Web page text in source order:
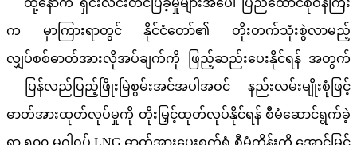
က မှာကြားရာတွင် နိုင်ငံတော်၏ တိုးတက်သုံးစွဲလာမည့်
လျှပ်စစ်ဓာတ်အားလိုအပ်ချက်ကို ဖြည့်ဆည်းပေးနိုင်ရန် အတွက်
ပြန်လည်ပြည့်ဖြိုးမြဲစွမ်းအင်အပါအဝင် နည်းလမ်းမျိုးစုံဖြင့်
ဓာတ်အားထုတ်လုပ်မှုကို တိုးမြှင့်ထုတ်လုပ်နိုင်ရန် စီမံဆောင်ရွက်ခဲ့
ရာ ၅၀၀ မဂ္ဂါဝပ် LNG ဓာတ်အားပေးစက်ရုံ စီမံကိန်းကို အောင်မြင်